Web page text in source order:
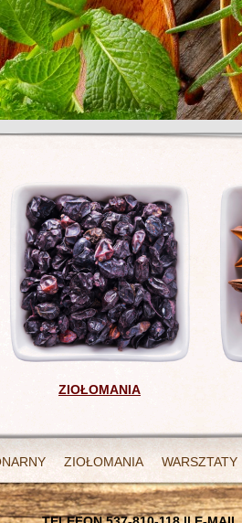
ZIOŁOMANIA
ZIOŁOMANIA WARSZTATY